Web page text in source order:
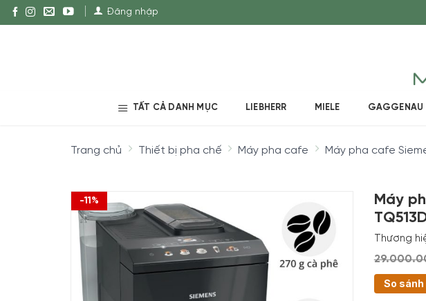
Đăng nhập
TẤT CẢ DANH MỤC LIEBHERR MIELE GAGGENAU
Trang chủ Thiết bị pha chế Máy pha cafe Máy pha cafe
-11%
Máy
Thương
So sánh